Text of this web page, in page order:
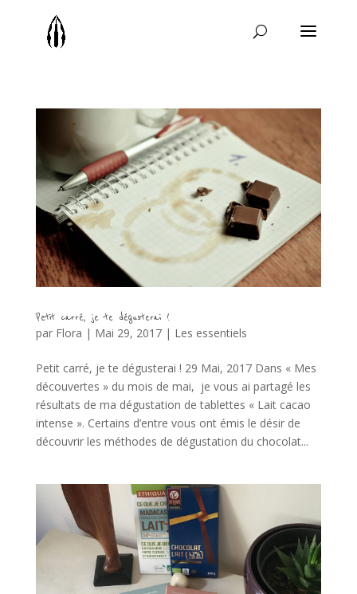
Petit carré, je te dégusterai !
par Flora | Mai 29, 2017| Les essentiels
Petit carré, je te dégusterai ! 29 Mai, 2017 Dans « Mes
découvertes » du mois de mai, je vous ai partagé les
résultats de ma dégustation de tablettes « Lait cacao
intense ». Certains d’entre vous ont émis le désir de
découvrir les méthodes de dégustation du chocolat...